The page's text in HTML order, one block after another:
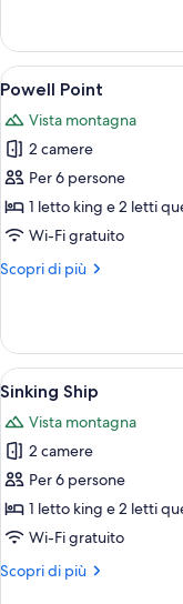
Cabin
#1
Apri
tutte
le
foto
per
Powell
Point
14
Powell Point
Vista montagna
2 camere
Per 6 persone
1 letto king e 2 letti
Wi-Fi gratuito
Scopri di più
Altri
Point
Apri
tutte
le
foto
per
Sinking
Ship
13
Sinking Ship
Vista montagna
2 camere
Per 6 persone
1 letto king e 2 letti
Wi-Fi gratuito
Scopri di più
Altri